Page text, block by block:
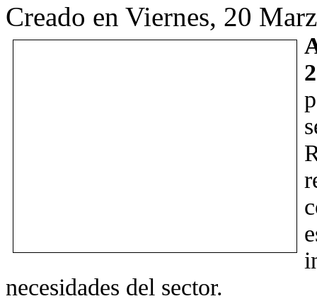
Creado en Viernes, 20
necesidades del sector.